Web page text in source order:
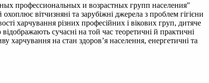
профессиональных и возрастных групп населения"
вітчизняні та зарубіжні джерела з проблем гігієни
харчування різних професійних і вікових груп, дитяче
сучасні на той час теоретичні й практичні
харчування на стан здоров’я населення, енергетичні та